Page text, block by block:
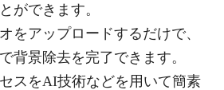
ができます。
をアップロードするだけで、
背景除去を完了できます。
スをAI技術などを用いて簡素